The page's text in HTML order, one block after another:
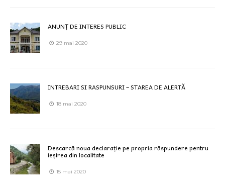
ANUNȚ DE INTERES PUBLIC
29 mai 2020
INTREBARI SI RASPUNSURI – STAREA DE ALERTĂ
18 mai 2020
Descarcă noua declarație pe propria răspundere pentru
ieșirea din localitate
15 mai 2020